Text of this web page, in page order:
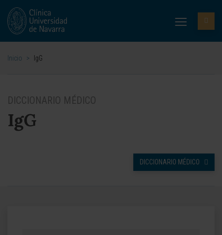
Inicio > IgG
DICCIONARIO MÉDICO
IgG
DICCIONARIO MÉDICO